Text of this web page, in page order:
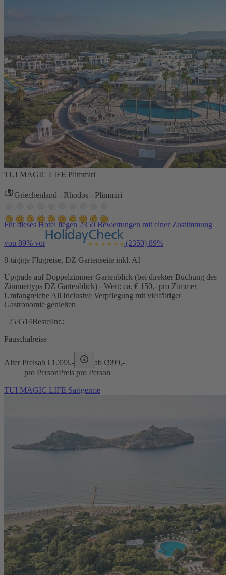
TUI MAGIC LIFE Plimmiri
Griechenland - Rhodos - Plimmiri
Für dieses Hotel liegen 2350 Bewertungen mit einer Zustimmung
von 89% vor (2350) 89%
8-tägige Flugreise, DZ Gartenseite inkl. AI
Upgrade auf Doppelzimmer Gartenblick (bei direkter Buchung des
Zimmertyps DZ Gartenblick) - Wert: ca. € 150,- pro Zimmer
Umfangreiche All Inclusive Verpflegung mit vielfältiger
Gastronomie genießen
253514Bestellnr.:
Pauschalreise
Alter Preisab €1.333,- ab €999,-
pro PersonPreis pro Person
TUI MAGIC LIFE Sarigerme